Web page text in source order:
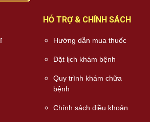
HỖ TRỢ & CHÍNH SÁCH
Hướng dẫn mua thuốc
Đặt lịch khám bệnh
Quy trình khám chữa
bệnh
Chính sách điều khoản